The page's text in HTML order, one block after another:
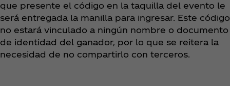
que presente el código en la taquilla del evento le
será entregada la manilla para ingresar. Este código
no estará vinculado a ningún nombre o documento
de identidad del ganador, por lo que se reitera la
necesidad de no compartirlo con terceros.